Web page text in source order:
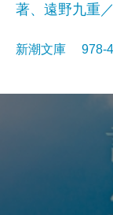
著、遠野九重
新潮文庫 978-